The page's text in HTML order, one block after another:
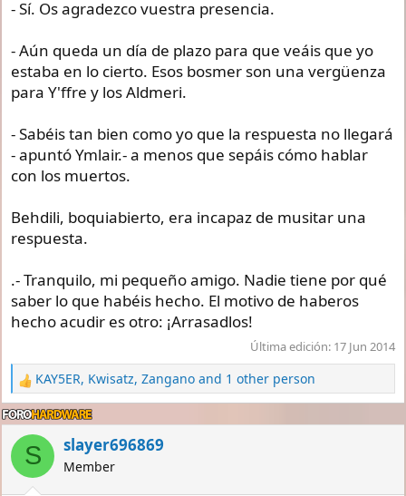
- Sí. Os agradezco vuestra presencia.
- Aún queda un día de plazo para que veáis que yo
estaba en lo cierto. Esos bosmer son una vergüenza
para Y'ffre y los Aldmeri.
- Sabéis tan bien como yo que la respuesta no llegará
- apuntó Ymlair.- a menos que sepáis cómo hablar
con los muertos.
Behdili, boquiabierto, era incapaz de musitar una
respuesta.
.- Tranquilo, mi pequeño amigo. Nadie tiene por qué
saber lo que habéis hecho. El motivo de haberos
hecho acudir es otro: ¡Arrasadlos!
Última edición: 17 Jun 2014
R
e
a
c
i
KAY5ER, Kwisatz,Zangano and 1 other person
S slayer696869
Member